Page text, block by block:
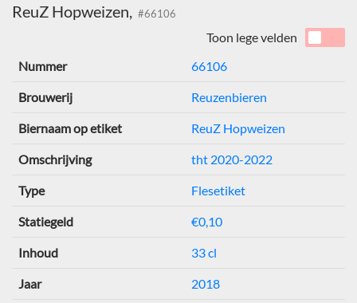
ReuZ Hopweizen, #66106
Toon lege velden
Nummer
66106
Brouwerij Reuzenbieren
Biernaam op etiket ReuZ Hopweizen
Omschrijving tht 2020-2022
Type Flesetiket
Statiegeld €0,10
Inhoud 33 cl
Jaar 2018